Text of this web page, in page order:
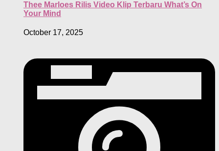
Thee Marloes Rilis Video Klip Terbaru What’s On
Your Mind
October 17, 2025